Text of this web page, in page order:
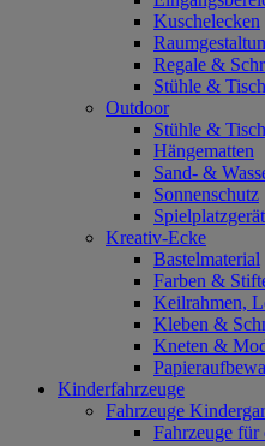
Kuschelecken
Regale &
Stühle &
Outdoor
Stühle &
Hängematten
Sand- &
Sonnenschutz
Kreativ-Ecke
Bastelmaterial
Farben &
Keilrahmen,
Kleben &
Kneten &
Kinderfahrzeuge
Fahrzeuge
Fahrzeuge für